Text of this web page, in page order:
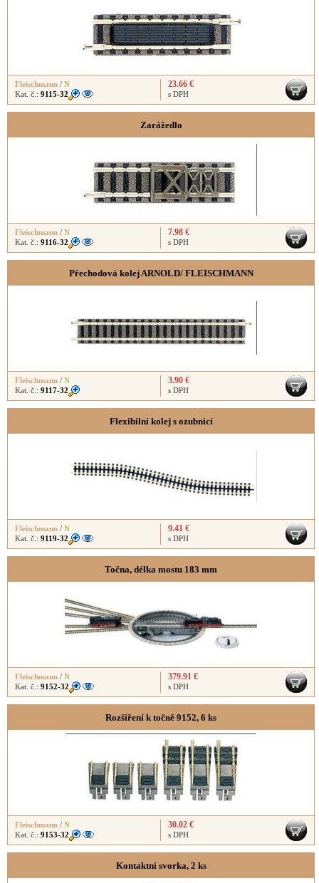
Fleischmann / N
Kat. č.: 9115-32
23.66 €
s DPH
Zarážedlo
Fleischmann / N
Kat. č.: 9116-32
7.98 €
s DPH
Přechodová kolej ARNOLD/ FLEISCHMANN
Fleischmann / N
Kat. č.: 9117-32
3.90 €
s DPH
Flexibilní kolej s ozubnicí
Fleischmann / N
Kat. č.: 9119-32
9.41 €
s DPH
Točna, délka mostu 183 mm
Fleischmann / N
Kat. č.: 9152-32
379.91 €
s DPH
Rozšíření k točně 9152, 6 ks
Fleischmann / N
Kat. č.: 9153-32
30.02 €
s DPH
Kontaktní svorka, 2 ks